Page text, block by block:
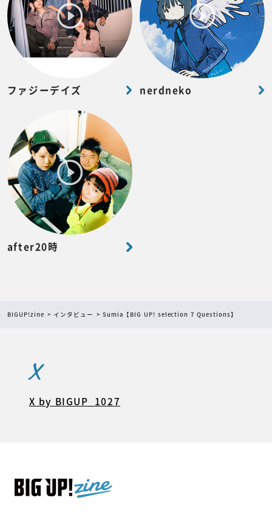
ファジーデイズ nerdneko
after20時
BIGUP!zine インタビュー Sumia【BIG UP! selection 7 Questions】
X
X by BIGUP_1027